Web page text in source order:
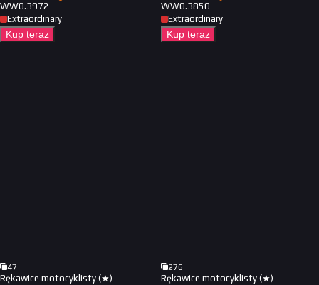
WW0.3972
Extraordinary
Kup teraz
WW0.3850
Extraordinary
Kup teraz
47
Rękawice motocyklisty (★)
276
Rękawice motocyklisty (★)